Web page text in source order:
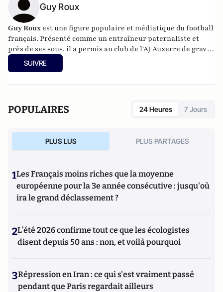
Guy Roux
Guy Roux est une figure populaire et médiatique du football
français. Présenté comme un entraîneur paternaliste et
près de ses sous, il a permis au club de l'AJ Auxerre de gravir
tous les échelons du football français, du championnat
régional au championnat de France amateur, jusqu'à la
SUIVRE
POPULAIRES 24 Heures 7 Jours
PLUS LUS PLUS PARTAGES
1Les Français moins riches que la moyenne
européenne pour la 3e année consécutive : jusqu'où
ira le grand déclassement ?
2L’été 2026 confirme tout ce que les écologistes
disent depuis 50 ans : non, et voilà pourquoi
3Répression en Iran : ce qui s'est vraiment passé
pendant que Paris regardait ailleurs